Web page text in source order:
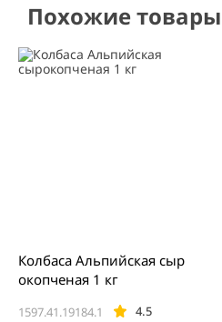
Похожие товары
1597.41.19184.1 4.5
Колбаса Альпийская сыр
окопченая 1 кг